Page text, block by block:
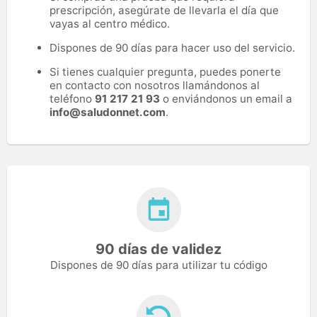
prescripción, asegúrate de llevarla el día que
vayas al centro médico.
Dispones de 90 días para hacer uso del servicio.
Si tienes cualquier pregunta, puedes ponerte
en contacto con nosotros llamándonos al
teléfono 91 217 21 93 o enviándonos un email a
info@saludonnet.com.
90 días de validez
Dispones de 90 días para utilizar tu código